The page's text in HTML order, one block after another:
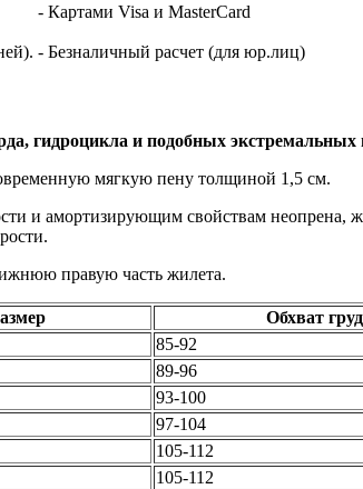
- Картами Visa и MasterCard
- Безналичный расчет (для юр.лиц)
гидроцикла и подобных экстремальных
мягкую пену толщиной 1,5 см.
и амортизирующим свойствам неопрена,
правую часть жилета.
Обхват
85-92
89-96
93-100
97-104
105-112
105-112